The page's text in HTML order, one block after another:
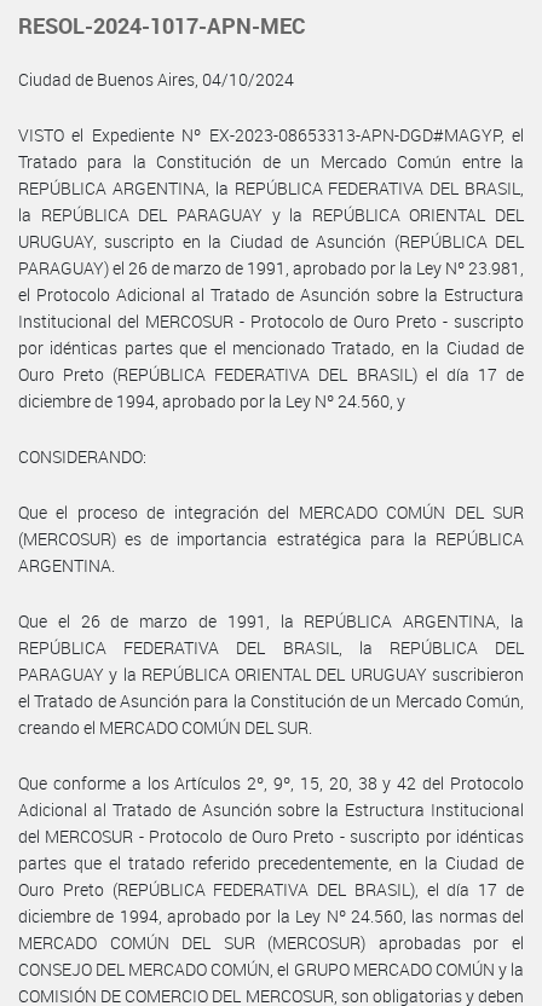
RESOL-2024-1017-APN-MEC
Ciudad de Buenos Aires, 04/10/2024
VISTO el Expediente Nº EX-2023-08653313-APN-DGD#MAGYP, el
Tratado para la Constitución de un Mercado Común entre la
REPÚBLICA ARGENTINA, la REPÚBLICA FEDERATIVA DEL BRASIL,
la REPÚBLICA DEL PARAGUAY y la REPÚBLICA ORIENTAL DEL
URUGUAY, suscripto en la Ciudad de Asunción (REPÚBLICA DEL
PARAGUAY) el 26 de marzo de 1991, aprobado por la Ley Nº 23.981,
el Protocolo Adicional al Tratado de Asunción sobre la Estructura
Institucional del MERCOSUR - Protocolo de Ouro Preto - suscripto
por idénticas partes que el mencionado Tratado, en la Ciudad de
Ouro Preto (REPÚBLICA FEDERATIVA DEL BRASIL) el día 17 de
diciembre de 1994, aprobado por la Ley Nº 24.560, y
CONSIDERANDO:
Que el proceso de integración del MERCADO COMÚN DEL SUR
(MERCOSUR) es de importancia estratégica para la REPÚBLICA
ARGENTINA.
Que el 26 de marzo de 1991, la REPÚBLICA ARGENTINA, la
REPÚBLICA FEDERATIVA DEL BRASIL, la REPÚBLICA DEL
PARAGUAY y la REPÚBLICA ORIENTAL DEL URUGUAY suscribieron
el Tratado de Asunción para la Constitución de un Mercado Común,
creando el MERCADO COMÚN DEL SUR.
Que conforme a los Artículos 2º, 9º, 15, 20, 38 y 42 del Protocolo
Adicional al Tratado de Asunción sobre la Estructura Institucional
del MERCOSUR - Protocolo de Ouro Preto - suscripto por idénticas
partes que el tratado referido precedentemente, en la Ciudad de
Ouro Preto (REPÚBLICA FEDERATIVA DEL BRASIL), el día 17 de
diciembre de 1994, aprobado por la Ley Nº 24.560, las normas del
MERCADO COMÚN DEL SUR (MERCOSUR) aprobadas por el
CONSEJO DEL MERCADO COMÚN, el GRUPO MERCADO COMÚN y la
COMISIÓN DE COMERCIO DEL MERCOSUR, son obligatorias y deben